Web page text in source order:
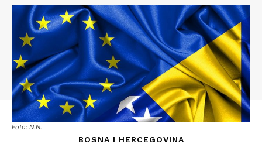
Foto: N.N.
BOSNA I HERCEGOVINA